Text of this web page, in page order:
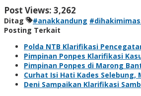
Post Views: 3,262
Ditag #anakkandung
Posting Terkait
Polda NTB Klarifikasi
Pimpinan Ponpes Klarifikasi
Pimpinan Ponpes di Marong
Curhat Isi Hati Kades Selebung,
Deni Sampaikan Klarifikasi